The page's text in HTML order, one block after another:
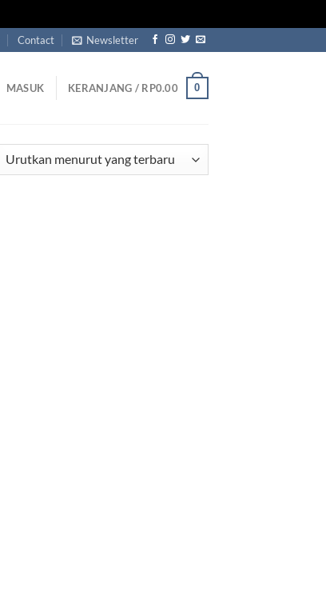
Contact Newsletter
MASUK KERANJANG / RP0.00 0